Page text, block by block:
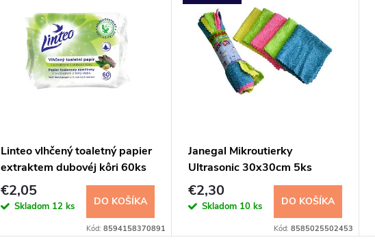
Linteo vlhčený toaletný papier
extraktem dubovéj kôri 60ks
€2,05
Skladom 12 ks DO KOŠÍKA
Kód: 8594158370891
Janegal Mikroutierky
Ultrasonic 30x30cm 5ks
€2,30
Skladom 10 ks DO KOŠÍKA
Kód: 8585025502453